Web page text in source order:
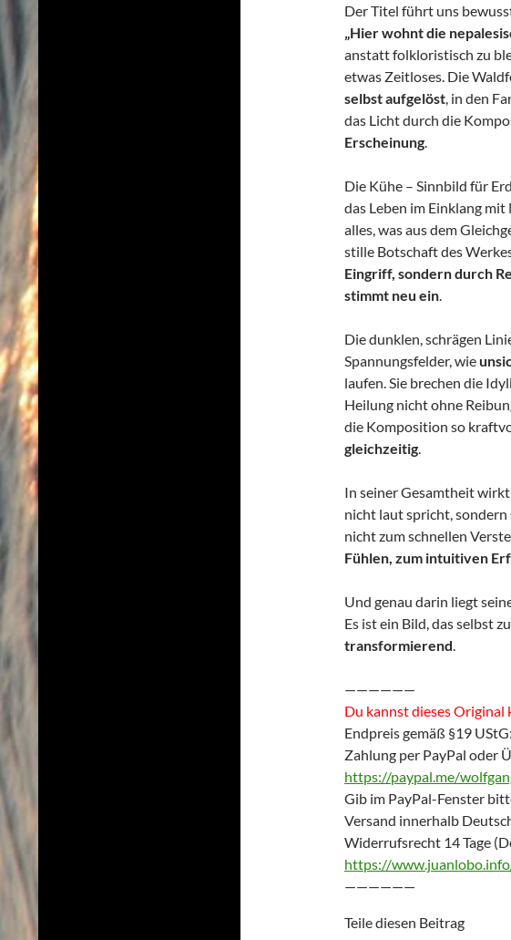
Der Titel führt uns
„Hier wohnt die
anstatt folkloristisch zu
etwas Zeitloses. Die
selbst aufgelöst , in den
das Licht durch die
Erscheinung
Die Kühe – Sinnbild für
das Leben im Einklang
alles, was aus dem
stille Botschaft des
Eingriff, sondern durch
stimmt neu ein
Die dunklen, schrägen
Spannungsfelder, wie
laufen. Sie brechen die
Heilung nicht ohne
die Komposition so
gleichzeitig
In seiner Gesamtheit
nicht laut spricht,
nicht zum schnellen
Fühlen, zum intuitiven
Und genau darin liegt
Es ist ein Bild, das selbst
transformierend
——————
Du kannst dieses Original
Endpreis gemäß §19
Zahlung per PayPal oder
https://paypal.me/
Gib im PayPal-Fenster
Versand innerhalb
Widerrufsrecht 14 Tage
https://
——————
Teile diesen Beitrag